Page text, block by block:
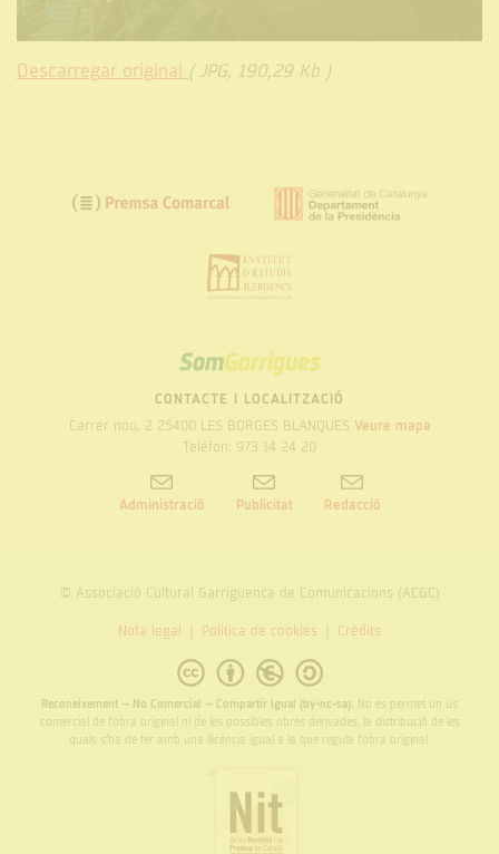
Descarregar original ( JPG, 190,29 Kb )
SOM
GARRIGUES
CONTACTE I LOCALITZACIÓ
Carrer nou, 2 25400 LES BORGES BLANQUES Veure mapa
Telèfon: 973 14 24 20
Administració Publicitat Redacció
© Associació Cultural Garriguenca de Comunicacions (ACGC)
Nota legal Politica de cookies Crèdits
Reconeixement – No Comercial – Compartir Igual (by-nc-sa): No es permet un ús
comercial de l’obra original ni de les possibles obres derivades, la distribució de les
quals s’ha de fer amb una llicència igual a la que regula l’obra original.